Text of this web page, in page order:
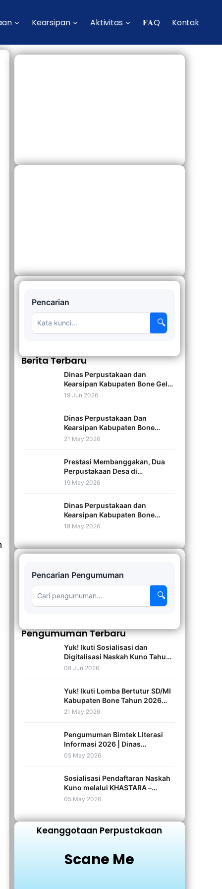
Kearsipan Aktivitas 𝐅𝐀Q Kontak
Pencarian
🔍
Berita Terbaru
Dinas Perpustakaan dan
Kearsipan Kabupaten Bone Gelar
Sosialisasi dan Digitalisasi
19 Jun 2026
Dinas Perpustakaan Dan
Kearsipan Kabupaten Bone
Menggelar Sosialisasi dan
21 May 2026
Prestasi Membanggakan, Dua
Perpustakaan Desa di
Kabupaten Bone Raih
Transformasi Caturwulan I
Tahun 2026
19 May 2026
Dinas Perpustakaan dan
Kearsipan Kabupaten Bone
Melaksanakan Upacara
ke-46 dan Hari Buku Tahun 2026
18 May 2026
Pencarian Pengumuman
🔍
Pengumuman Terbaru
Yuk! Ikuti Sosialisasi dan
Digitalisasi Naskah Kuno Tahun
2026 Bersama Dinas
08 Jun 2026
Yuk! Ikuti Lomba Bertutur SD/MI
Kabupaten Bone Tahun 2026
Bersama Dinas Perpustakaan
21 May 2026
Pengumuman Bimtek Literasi
Informasi 2026 | Dinas
Perpustakaan dan Kearsipan
05 May 2026
Sosialisasi Pendaftaran Naskah
Kuno melalui KHASTARA –
Perpustakaan Nasional RI
05 May 2026
Keanggotaan Perpustakaan
Scane Me